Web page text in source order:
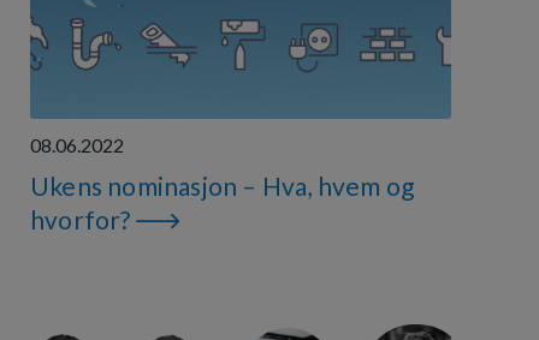
08.06.2022
Ukens nominasjon – Hva, hvem og
hvorfor?